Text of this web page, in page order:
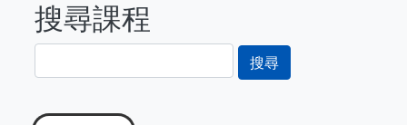
搜尋課程
尋